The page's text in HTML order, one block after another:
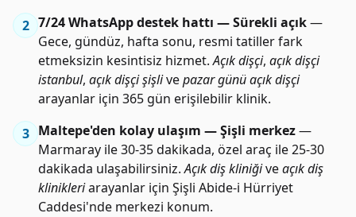
2 7/24 WhatsApp destek hattı — Sürekli açık—
Gece, gündüz, hafta sonu, resmi tatiller fark
etmeksizin kesintisiz hizmet.Açık dişçi, açık dişçi
istanbul, açık dişçi şişlivepazar günü açık dişçi
arayanlar için 365 gün erişilebilir klinik.
3 Maltepe'den kolay ulaşım — Şişli merkez—
Marmaray ile 30-35 dakikada, özel araç ile 25-30
dakikada ulaşabilirsiniz.Açık diş kliniğiveaçık diş
klinikleriarayanlar için Şişli Abide-i Hürriyet
Caddesi'nde merkezi konum.